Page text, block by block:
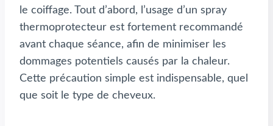
le coiffage. Tout d’abord, l’usage d’un spray
thermoprotecteur est fortement recommandé
avant chaque séance, afin de minimiser les
dommages potentiels causés par la chaleur.
Cette précaution simple est indispensable, quel
que soit le type de cheveux.